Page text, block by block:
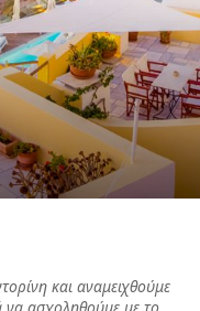
και αναμειχθούμε